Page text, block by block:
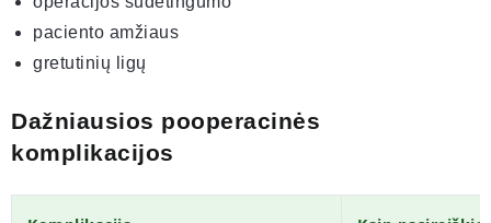
paciento amžiaus
gretutinių ligų
Dažniausios pooperacinės
komplikacijos